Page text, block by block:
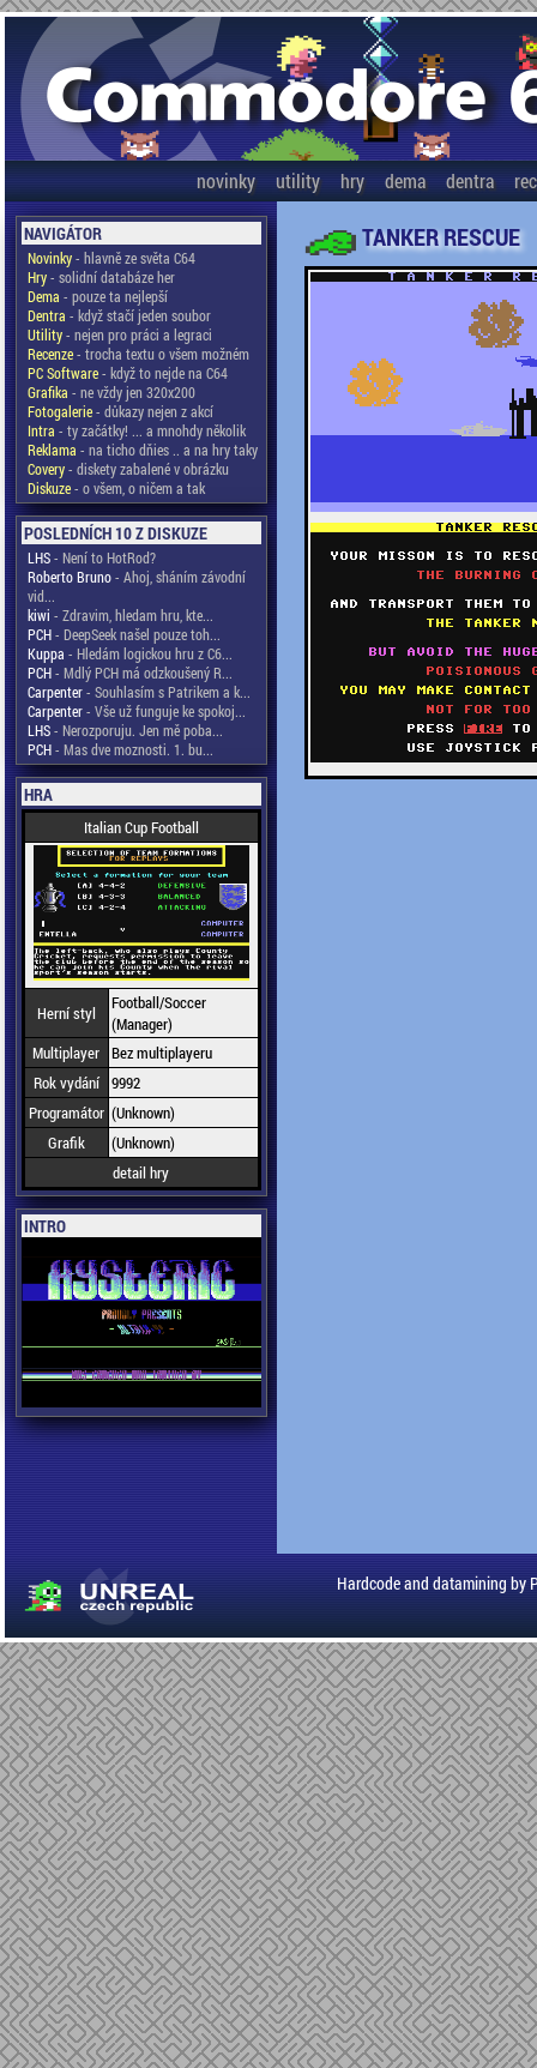
novinky utility hry dema dentra
NAVIGÁTOR
Novinky- hlavně ze světa C64
Hry- solidní databáze her
Dema - pouze ta nejlepší
Dentra - když stačí jeden soubor
Utility- nejen pro práci a legraci
Recenze- trocha textu o všem možném
PC Software- když to nejde na C64
Grafika - ne vždy jen 320x200
Fotogalerie- důkazy nejen z akcí
Intra - ty začátky! ... a mnohdy několik
Reklama - na ticho dňies .. a na hry taky
Covery- diskety zabalené v obrázku
Diskuze- o všem, o ničem a tak
POSLEDNÍCH 10 Z DISKUZE
LHS- Není to HotRod?
Roberto Bruno- Ahoj, sháním závodní
vid...
kiwi - Zdravim, hledam hru, kte...
PCH- DeepSeek našel pouze toh...
Kuppa - Hledám logickou hru z C6...
PCH- Mdlý PCH má odzkoušený R...
Carpenter- Souhlasím s Patrikem a k...
Carpenter- Vše už funguje ke spokoj...
LHS- Nerozporuju. Jen mě poba...
PCH- Mas dve moznosti. 1. bu...
HRA
Italian Cup Football
Herní styl
Football/Soccer
(Manager)
Multiplayer Bez multiplayeru
Rok vydání 9992
Programátor (Unknown)
Grafik
(Unknown)
detail hry
INTRO
TANKER RESCUE
Hardcode and datamining by